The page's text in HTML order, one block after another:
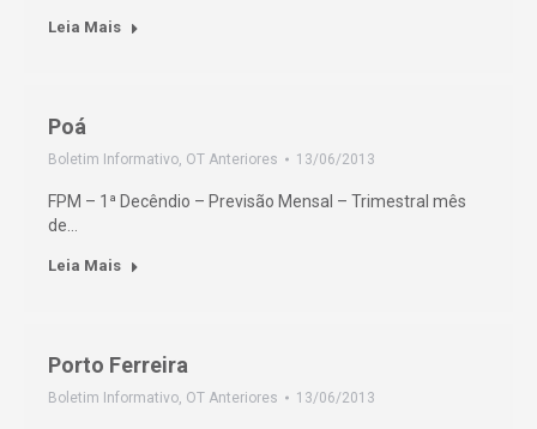
Leia Mais
Poá
Boletim Informativo, OT Anteriores 13/06/2013
FPM – 1ª Decêndio – Previsão Mensal – Trimestral mês
de…
Leia Mais
Porto Ferreira
Boletim Informativo, OT Anteriores 13/06/2013